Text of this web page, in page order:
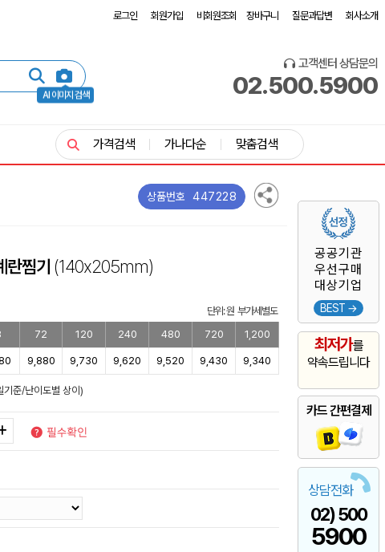
로그인 회원가입 비회원조회 장바구니 질문과답변 회사소개
AI 이미지 검색
고객센터 상담문의
02.500.5900
공공기관
우선구매
대상기업
BEST →
최저가를
약속드립니다
카드 간편결제
상담전화
02) 500
5900
가격검색 가나다순 맞춤검색
상품번호 447228
란찜기 (140x205mm)
단위: 원 부가세별도
72 120 240 480 720 1,200
9,880 9,730 9,620 9,520 9,430 9,340
준/난이도별 상이)